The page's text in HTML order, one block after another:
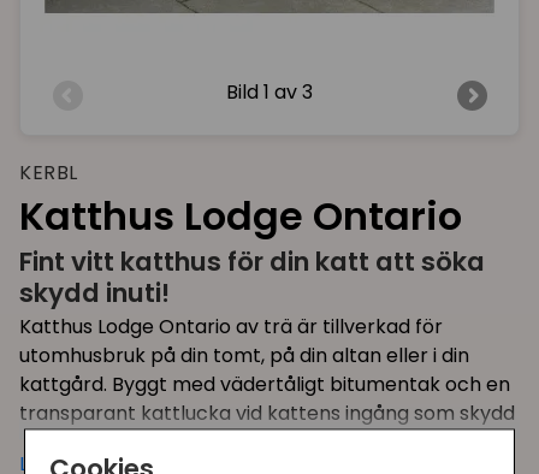
Bild 1 av 3
KERBL
Katthus Lodge Ontario
Fint vitt katthus för din katt att söka
skydd inuti!
Katthus Lodge Ontario av trä är tillverkad för
utomhusbruk på din tomt, på din altan eller i din
kattgård. Byggt med vädertåligt bitumentak och en
transparant kattlucka vid kattens ingång som skydd
Läs mer